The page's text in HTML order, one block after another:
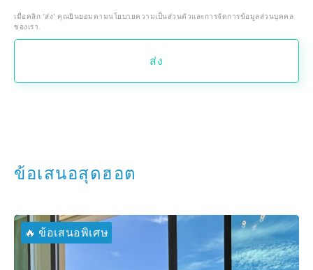
เมื่อคลิก 'ส่ง' คุณยินยอมตามนโยบายความเป็นส่วนตัวและการจัดการข้อมูลส่วนบุคคล
ของเรา.
ส่ง
ข้อเสนอสุดฮอต
🔥 ข้อเสนอพิเศษ